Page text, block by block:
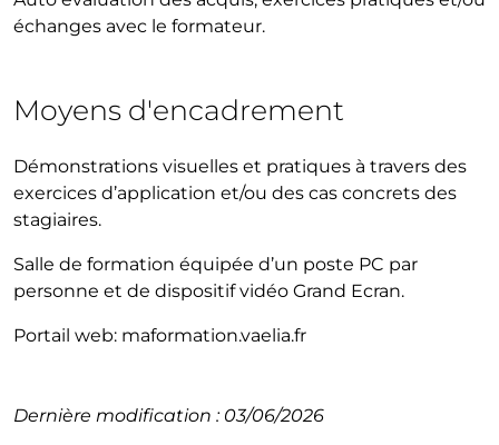
échanges avec le formateur.
Moyens d'encadrement
Démonstrations visuelles et pratiques à travers des
exercices d’application et/ou des cas concrets des
stagiaires.
Salle de formation équipée d’un poste PC par
personne et de dispositif vidéo Grand Ecran.
Portail web: maformation.vaelia.fr
Dernière modification : 03/06/2026